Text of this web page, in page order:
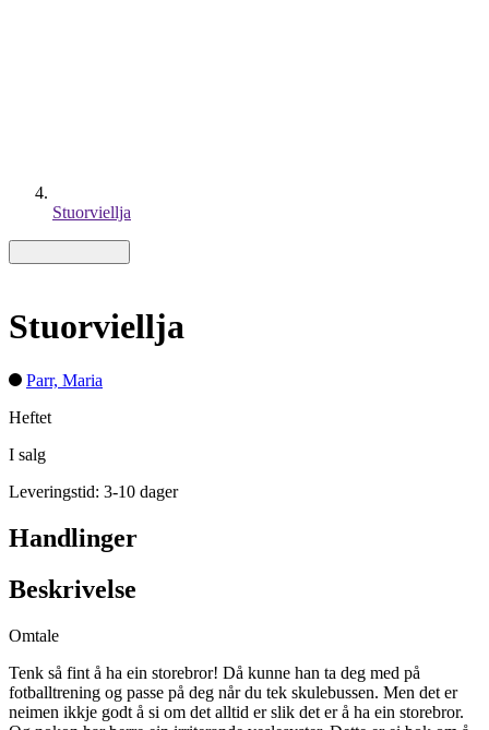
Stuorviellja
Stuorviellja
Parr, Maria
Heftet
I salg
Leveringstid: 3-10 dager
Handlinger
Beskrivelse
Omtale
Tenk så fint å ha ein storebror! Då kunne han ta deg med på
fotballtrening og passe på deg når du tek skulebussen. Men det er
neimen ikkje godt å si om det alltid er slik det er å ha ein storebror.